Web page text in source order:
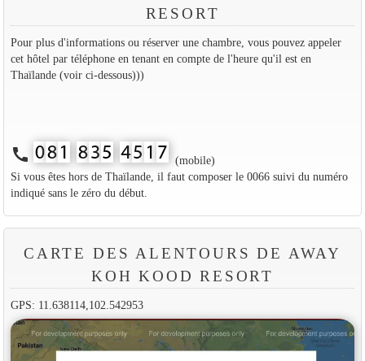
RESORT
Pour plus d'informations ou réserver une chambre, vous pouvez appeler
cet hôtel par téléphone en tenant en compte de l'heure qu'il est en
Thaïlande (voir ci-dessous)))
call
(mobile)
Si vous êtes hors de Thaïlande, il faut composer le 0066 suivi du numéro
indiqué sans le zéro du début.
CARTE DES ALENTOURS DE AWAY
KOH KOOD RESORT
GPS: 11.638114,102.542953